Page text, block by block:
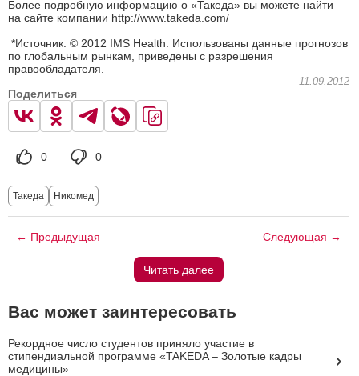
Более подробную информацию о «Такеда» вы можете найти
на сайте компании http://www.takeda.com/
*Источник: © 2012 IMS Health. Использованы данные прогнозов
по глобальным рынкам, приведены с разрешения
правообладателя.
11.09.2012
Поделиться
0 0
Такеда Никомед
← Предыдущая Следующая →
Читать далее
Вас может заинтересовать
Рекордное число студентов приняло участие в
стипендиальной программе «TAKEDA – Золотые кадры
медицины»